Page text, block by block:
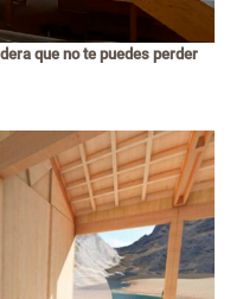
que no te puedes perder